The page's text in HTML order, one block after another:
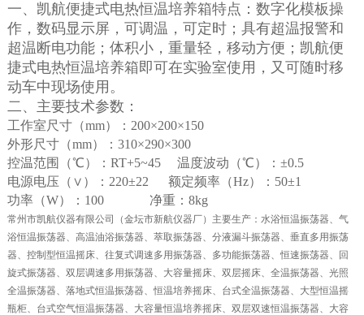
一、 凯航便捷式电热恒温培养箱特点：数字化模板操
作，数码显示屏，可调温，可定时；具有超温报警和
超温断电功能；体积小，重量轻，移动方便； 凯航便
捷式电热恒温培养箱即可在实验室使用，又可随时移
动车中现场使用。
二、 主要技术参数：
工作室尺寸（mm）： 200×200×150
外形尺寸（mm）： 310×290×300
控温范围（℃）： RT+5~45 温度波动（℃）：±0.5
电源电压（∨）： 220±22 额定频率（Hz）： 50±1
功率（W）： 100 净重： 8kg
常州市凯航仪器有限公司（金坛市新航仪器厂）主要生产：水浴恒温振荡器、气
浴恒温振荡器、高温油浴振荡器、萃取振荡器、分液漏斗振荡器、垂直多用振荡
器、控制型恒温摇床、往复式调速多用振荡器、多功能振荡器、恒速振荡器、回
旋式振荡器、双层调速多用振荡器、大容量摇床、双层摇床、全温振荡器、光照
全温振荡器、落地式恒温振荡器、恒温培养摇床、台式全温振荡器、大型恒温摇
瓶柜、台式空气恒温振荡器、大容量恒温培养摇床、双层双速恒温振荡器、大容